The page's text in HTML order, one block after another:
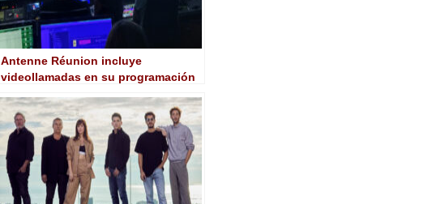
Antenne Réunion incluye
videollamadas en su programación